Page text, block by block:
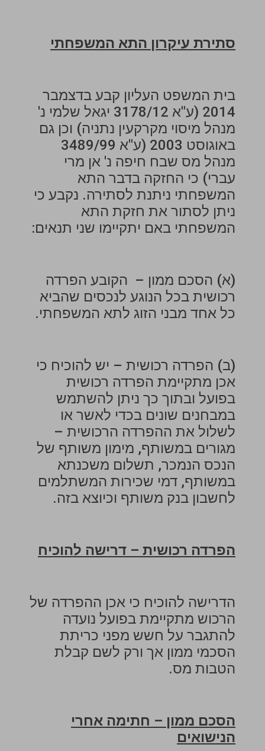
סתירת עיקרון התא המשפחתי
בית המשפט העליון קבע בדצמבר
2014 (ע"א 3178/12 יגאל שלמי נ'
מנהל מיסוי מקרקעין נתניה) וכן גם
באוגוסט 2003 (ע"א 3489/99
מנהל מס שבח חיפה נ' אן מרי
עברי) כי החזקה בדבר התא
המשפחתי ניתנת לסתירה. נקבע כי
ניתן לסתור את חזקת התא
המשפחתי באם יתקיימו שני תנאים:
(א) הסכם ממון – הקובע הפרדה
רכושית בכל הנוגע לנכסים שהביא
כל אחד מבני הזוג לתא המשפחתי.
(ב) הפרדה רכושית – יש להוכיח כי
אכן מתקיימת הפרדה רכושית
בפועל ובתוך כך ניתן להשתמש
במבחנים שונים בכדי לאשר או
לשלול את ההפרדה הרכושית –
מגורים במשותף, מימון משותף של
הנכס הנמכר, תשלום משכנתא
במשותף, דמי שכירות המשתלמים
לחשבון בנק משותף וכיוצא בזה.
הפרדה רכושית – דרישה להוכיח
הדרישה להוכיח כי אכן ההפרדה של
הרכוש מתקיימת בפועל נועדה
להתגבר על חשש מפני כריתת
הסכמי ממון אך ורק לשם קבלת
הטבות מס.
הסכם ממון – חתימה אחרי
הנישואים